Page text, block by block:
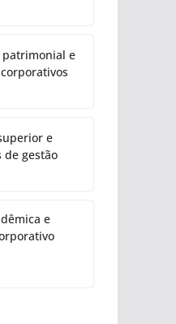
patrimonial e
e
de gestão
e